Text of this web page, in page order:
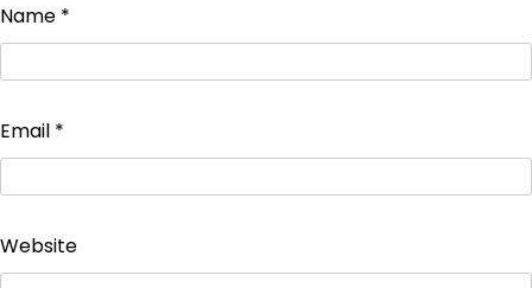
Name *
Email *
Website